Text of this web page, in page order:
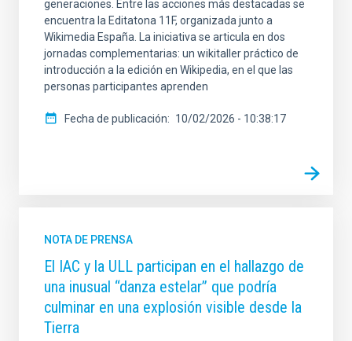
generaciones. Entre las acciones más destacadas se
encuentra la Editatona 11F, organizada junto a
Wikimedia España. La iniciativa se articula en dos
jornadas complementarias: un wikitaller práctico de
introducción a la edición en Wikipedia, en el que las
personas participantes aprenden
Fecha de publicación 10/02/2026 - 10:38:17
NOTA DE PRENSA
El IAC y la ULL participan en el hallazgo de
una inusual “danza estelar” que podría
culminar en una explosión visible desde la
Tierra